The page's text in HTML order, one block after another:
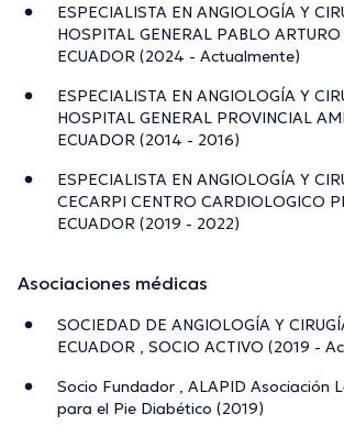
ESPECIALISTA EN ANGIOLOGÍA Y
HOSPITAL GENERAL PABLO ARTURO
ECUADOR (2024 - Actualmente)
ESPECIALISTA EN ANGIOLOGÍA Y
HOSPITAL GENERAL PROVINCIAL
ECUADOR (2014 - 2016)
ESPECIALISTA EN ANGIOLOGÍA Y
CECARPI CENTRO CARDIOLOGICO
ECUADOR (2019 - 2022)
Asociaciones médicas
SOCIEDAD DE ANGIOLOGÍA Y
ECUADOR , SOCIO ACTIVO (2019 -
Socio Fundador , ALAPID Asociación
para el Pie Diabético (2019)